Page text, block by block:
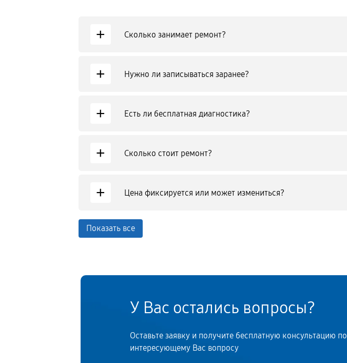
+ Сколько занимает ремонт?
+ Нужно ли записываться заранее?
+ Есть ли бесплатная диагностика?
+ Сколько стоит ремонт?
+ Цена фиксируется или может измениться?
Показать все
У Вас остались вопросы?
Оставьте заявку и получите бесплатную консультацию по
интересующему Вас вопросу